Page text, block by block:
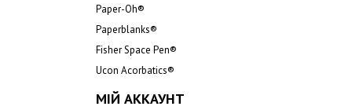
Paper-Oh®
Paperblanks®
Fisher Space Pen®
Ucon Acorbatics®
МІЙ АККАУНТ